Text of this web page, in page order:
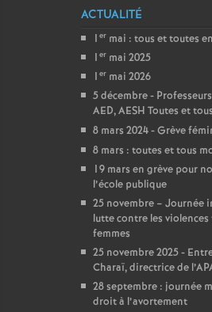
ACTUALITÉ
1 er mai : tous et toutes
1 er mai 2025
1 er mai 2026
5 décembre -
AED, AESH Toutes et
8 mars 2024 - Grève
8 mars : toutes et tous
19 mars en grève pour
l’école publique
25 novembre – Journée
lutte contre les
femmes
25 novembre 2025 -
Charaï, directrice de
28 septembre : journée
droit à l’avortement